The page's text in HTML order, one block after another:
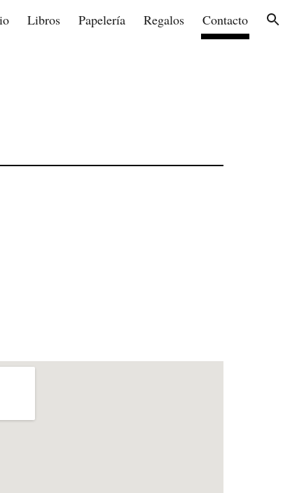
Libros Papelería Regalos Contacto